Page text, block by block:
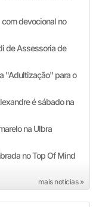
com devocional no
de Assessoria de
"Adultização" para o
é sábado na
na Ulbra
no Top Of Mind
mais notícias »